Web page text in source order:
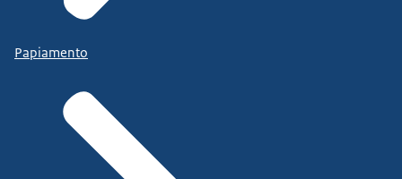
Papiamento